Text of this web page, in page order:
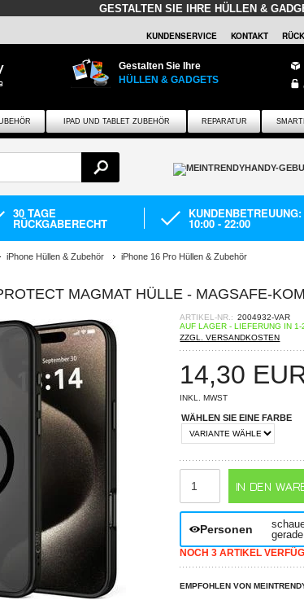
GESTALTEN SIE IHRE HÜLLEN &
KUNDENSERVICE KONTAKT
Gestalten Sie Ihre
HÜLLEN & GADGETS
IPAD UND TABLET ZUBEHÖR REPARATUR
30 TAGE
RÜCKGABERECHT 10:00 - 22:00
iPhone Hüllen & Zubehör iPhone 16 Pro Hüllen & Zubehör
MAGMAT HÜLLE - MAGSAFE-
ARTIKEL-NR.: 2004932-VAR
AUF LAGER - LIEFERUNG IN 1-
ZZGL. VERSANDKOSTEN
14,30
INKL. MWST
WÄHLEN SIE EINE FARBE
Personen
NOCH 3 ARTIKEL
EMPFOHLEN VON